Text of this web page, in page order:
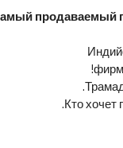
продаваемый
Кто